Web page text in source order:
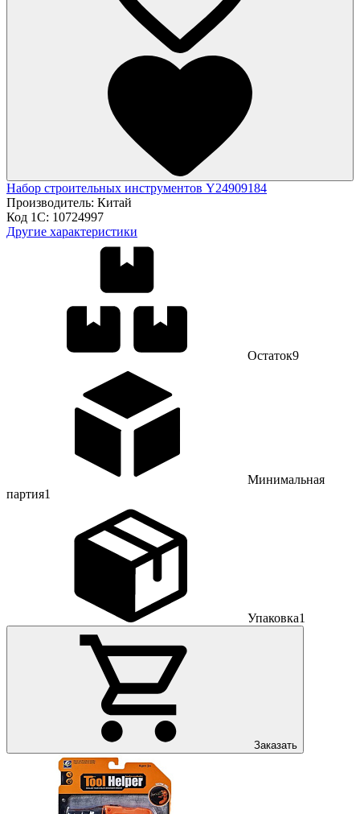
Набор строительных инструментов Y24909184
Производитель: Китай
Код 1С: 10724997
Другие характеристики
Остаток9
Минимальная
партия1
Упаковка1
Заказать